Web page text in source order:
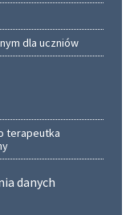
dla uczniów
terapeutka
danych